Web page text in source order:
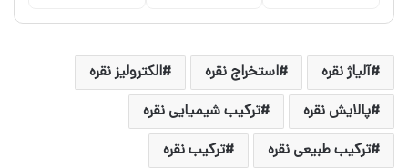
آلیاژ نقره استخراج نقره
الکترولیز نقره
پالایش نقره
ترکیب شیمیایی نقره
ترکیب طبیعی نقره
ترکیب نقره